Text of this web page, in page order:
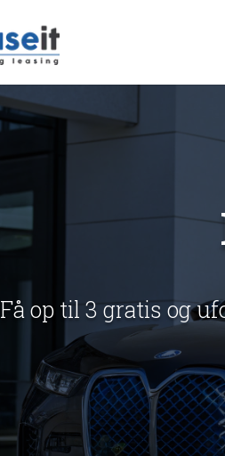
Få op til 3 gratis og